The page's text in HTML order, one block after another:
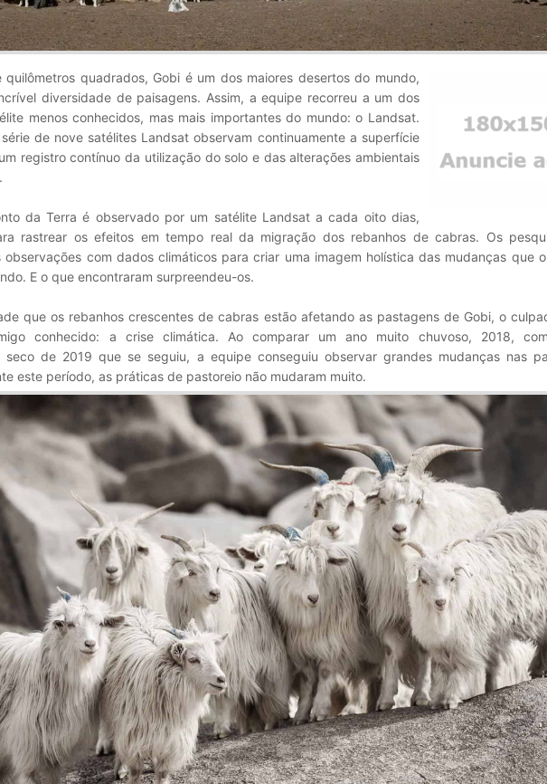
quilômetros quadrados, Gobi é um dos maiores desertos do mundo,
diversidade de paisagens. Assim, a equipe recorreu a um dos
menos conhecidos, mas mais importantes do mundo: o Landsat.
de nove satélites Landsat observam continuamente a superfície
registro contínuo da utilização do solo e das alterações ambientais
da Terra é observado por um satélite Landsat a cada oito dias,
rastrear os efeitos em tempo real da migração dos rebanhos de cabras. Os
observações com dados climáticos para criar uma imagem holística das mudanças que
E o que encontraram surpreendeu-os.
que os rebanhos crescentes de cabras estão afetando as pastagens de Gobi, o
conhecido: a crise climática. Ao comparar um ano muito chuvoso, 2018,
seco de 2019 que se seguiu, a equipe conseguiu observar grandes mudanças nas
este período, as práticas de pastoreio não mudaram muito.